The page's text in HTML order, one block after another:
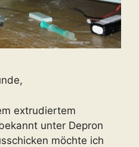
extrudiertem
unter Depron
möchte ich